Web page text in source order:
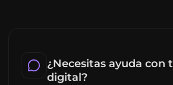
¿Necesitas ayuda con
digital?